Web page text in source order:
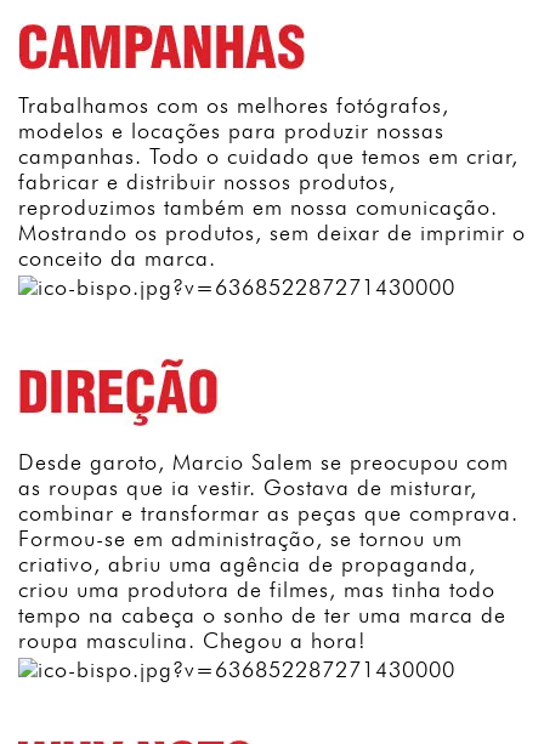
Trabalhamos com os melhores fotógrafos,
modelos e locações para produzir nossas
campanhas. Todo o cuidado que temos em criar,
fabricar e distribuir nossos produtos,
reproduzimos também em nossa comunicação.
Mostrando os produtos, sem deixar de imprimir o
conceito da marca.
Desde garoto, Marcio Salem se preocupou com
as roupas que ia vestir. Gostava de misturar,
combinar e transformar as peças que comprava.
Formou-se em administração, se tornou um
criativo, abriu uma agência de propaganda,
criou uma produtora de filmes, mas tinha todo
tempo na cabeça o sonho de ter uma marca de
roupa masculina. Chegou a hora!